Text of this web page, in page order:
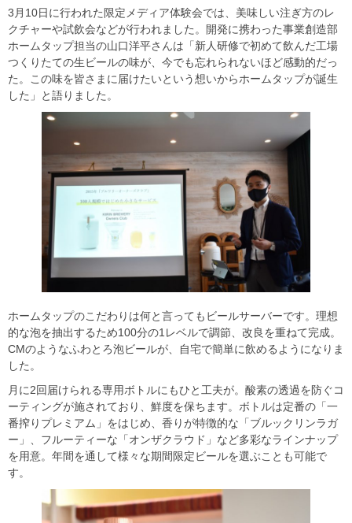
3月10日に行われた限定メディア体験会では、美味しい注ぎ方のレ
クチャーや試飲会などが行われました。開発に携わった事業創造部
ホームタップ担当の山口洋平さんは「新人研修で初めて飲んだ工場
つくりたての生ビールの味が、今でも忘れられないほど感動的だっ
た。この味を皆さまに届けたいという想いからホームタップが誕生
した」と語りました。
ホームタップのこだわりは何と言ってもビールサーバーです。理想
的な泡を抽出するため100分の1レベルで調節、改良を重ねて完成。
CMのようなふわとろ泡ビールが、自宅で簡単に飲めるようになりま
した。
月に2回届けられる専用ボトルにもひと工夫が。酸素の透過を防ぐコ
ーティングが施されており、鮮度を保ちます。ボトルは定番の「一
番搾りプレミアム」をはじめ、香りが特徴的な「ブルックリンラガ
ー」、フルーティーな「オンザクラウド」など多彩なラインナップ
を用意。年間を通して様々な期間限定ビールを選ぶことも可能で
す。